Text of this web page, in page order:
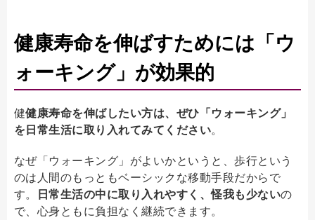
健康寿命を伸ばすためには「ウ
ォーキング」が効果的
健健康寿命を伸ばしたい方は、ぜひ「ウォーキング」
を日常生活に取り入れてみてください。
なぜ「ウォーキング」がよいかというと、歩行という
のは人間のもっともベーシックな移動手段だからで
す。 日常生活の中に取り入れやすく、怪我も少ないの
で、心身ともに負担なく継続できます。